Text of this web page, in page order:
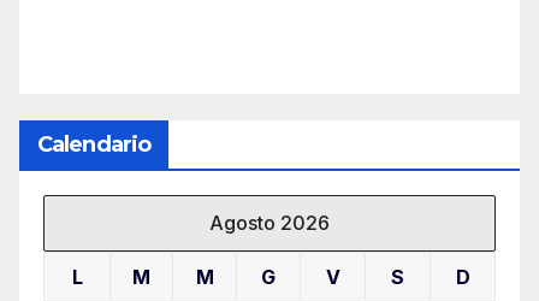
Calendario
Agosto 2026
L M M G V S D